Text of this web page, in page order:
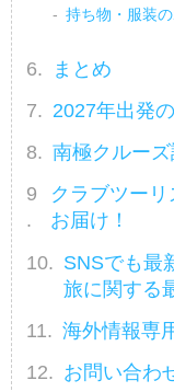
持ち物・服装
まとめ
2027年出発
南極クルー
クラブツー
お届け！
SNSでも最
旅に関する
海外情報専
お問い合わ